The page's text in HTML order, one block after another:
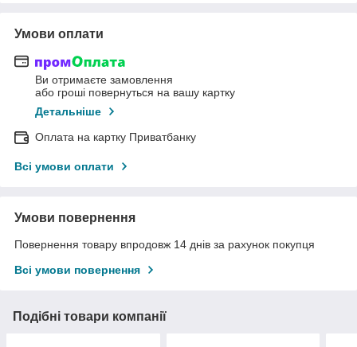
Умови оплати
Ви отримаєте замовлення
або гроші повернуться на вашу картку
Детальніше
Оплата на картку Приватбанку
Всі умови оплати
Умови повернення
Повернення товару впродовж 14 днів за рахунок покупця
Всі умови повернення
Подібні товари компанії